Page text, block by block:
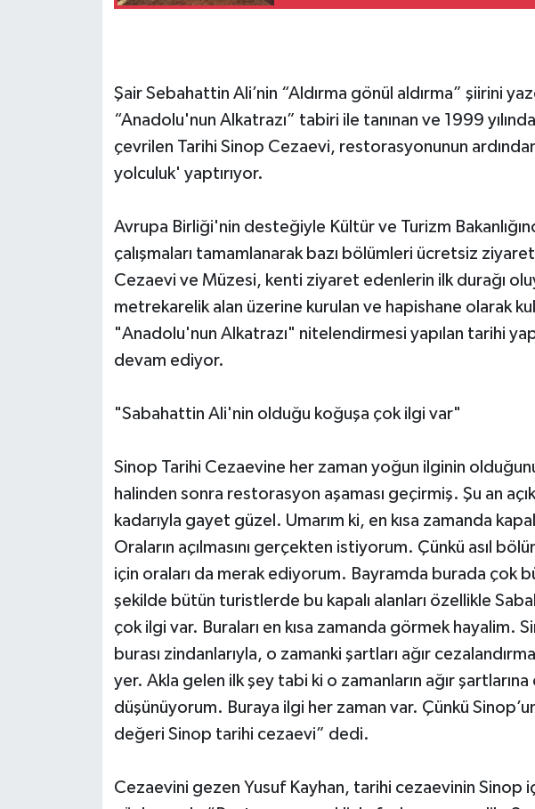
Şair Sebahattin Ali’nin “Aldırma gönül aldırma” şiirini
“Anadolu'nun Alkatrazı” tabiri ile tanınan ve 1999
çevrilen Tarihi Sinop Cezaevi, restorasyonunun
yolculuk' yaptırıyor.
Avrupa Birliği'nin desteğiyle Kültür ve Turizm
çalışmaları tamamlanarak bazı bölümleri ücretsiz
Cezaevi ve Müzesi, kenti ziyaret edenlerin ilk durağı
metrekarelik alan üzerine kurulan ve hapishane olarak
"Anadolu'nun Alkatrazı" nitelendirmesi yapılan tarihi
devam ediyor.
"Sabahattin Ali'nin olduğu koğuşa çok ilgi var"
Sinop Tarihi Cezaevine her zaman yoğun ilginin
halinden sonra restorasyon aşaması geçirmiş. Şu an
kadarıyla gayet güzel. Umarım ki, en kısa zamanda
Oraların açılmasını gerçekten istiyorum. Çünkü asıl
için oraları da merak ediyorum. Bayramda burada çok
şekilde bütün turistlerde bu kapalı alanları özellikle
çok ilgi var. Buraları en kısa zamanda görmek hayalim.
burası zindanlarıyla, o zamanki şartları ağır
yer. Akla gelen ilk şey tabi ki o zamanların ağır
düşünüyorum. Buraya ilgi her zaman var. Çünkü
değeri Sinop tarihi cezaevi” dedi.
Cezaevini gezen Yusuf Kayhan, tarihi cezaevinin Sinop